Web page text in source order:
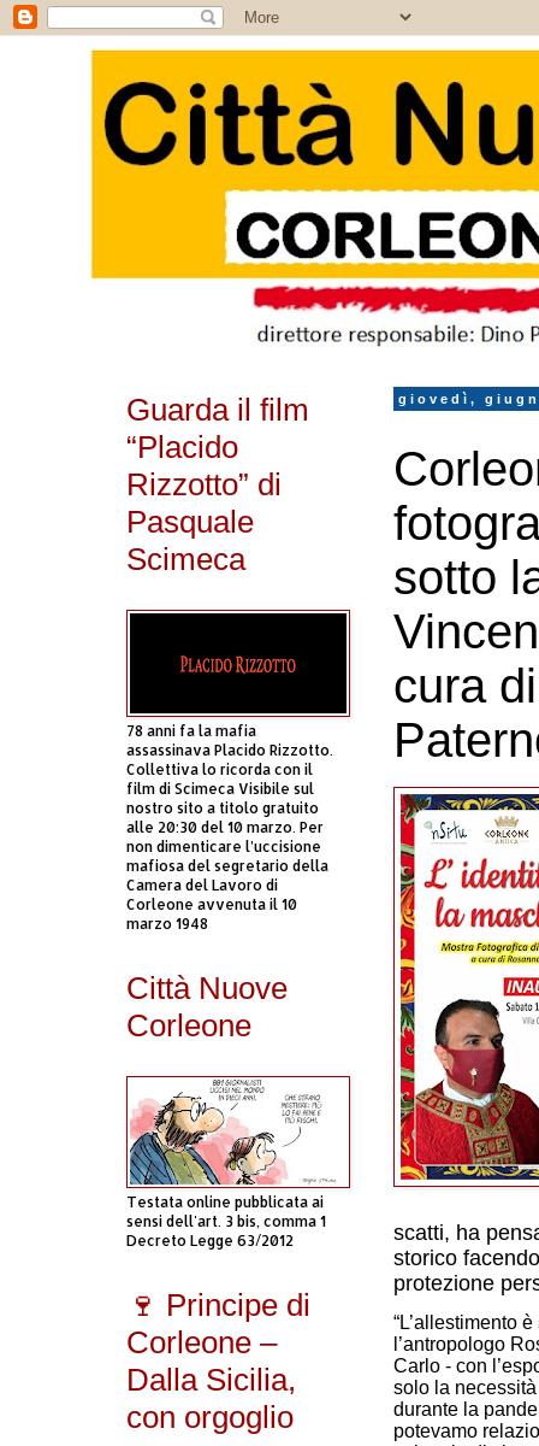
giovedì,
sotto
cura
scatti, ha
storico
protezione
“L’allestimento
l’antropologo
Carlo - con
solo la
durante la
potevamo
Guarda il film
“Placido
Rizzotto” di
Pasquale
Scimeca
78 anni fa la mafia
assassinava Placido Rizzotto.
Collettiva lo ricorda con il
film di Scimeca Visibile sul
nostro sito a titolo gratuito
alle 20:30 del 10 marzo. Per
non dimenticare l’uccisione
mafiosa del segretario della
Camera del Lavoro di
Corleone avvenuta il 10
marzo 1948
Città Nuove
Corleone
Testata online pubblicata ai
sensi dell'art. 3 bis, comma 1
Decreto Legge 63/2012
🍷 Principe di
Corleone –
Dalla Sicilia,
con orgoglio